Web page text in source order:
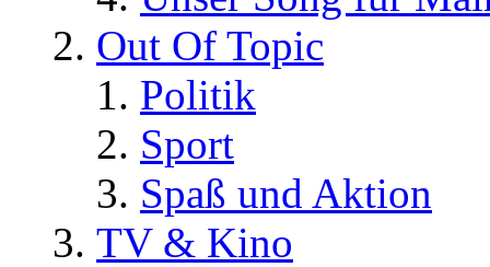
Out Of Topic
Politik
Sport
Spaß und Aktion
TV & Kino